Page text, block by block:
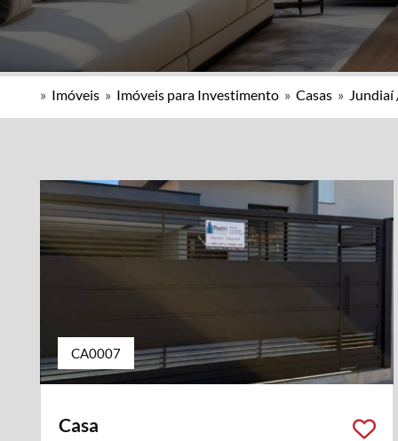
» Imóveis » Imóveis para Investimento » Casas » Jundiaí
CA0007
Casa